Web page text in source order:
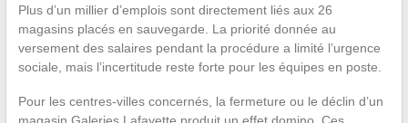
Plus d’un millier d’emplois sont directement liés aux 26
magasins placés en sauvegarde. La priorité donnée au
versement des salaires pendant la procédure a limité l’urgence
sociale, mais l’incertitude reste forte pour les équipes en poste.
Pour les centres-villes concernés, la fermeture ou le déclin d’un
magasin Galeries Lafayette produit un effet domino. Ces